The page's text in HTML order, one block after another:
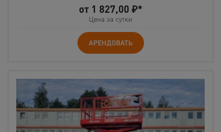
от 1 827,00 ₽*
Цена за сутки
АРЕНДОВАТЬ